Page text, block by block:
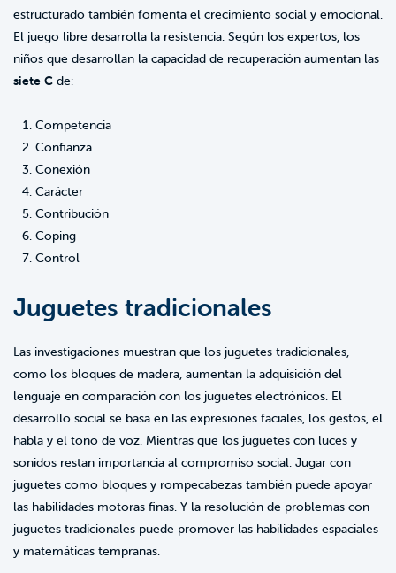
estructurado también fomenta el crecimiento social y emocional.
El juego libre desarrolla la resistencia. Según los expertos, los
niños que desarrollan la capacidad de recuperación aumentan las
siete C de:
Competencia
Confianza
Conexión
Carácter
Contribución
Coping
Control
Juguetes tradicionales
Las investigaciones muestran que los juguetes tradicionales,
como los bloques de madera, aumentan la adquisición del
lenguaje en comparación con los juguetes electrónicos. El
desarrollo social se basa en las expresiones faciales, los gestos, el
habla y el tono de voz. Mientras que los juguetes con luces y
sonidos restan importancia al compromiso social. Jugar con
juguetes como bloques y rompecabezas también puede apoyar
las habilidades motoras finas. Y la resolución de problemas con
juguetes tradicionales puede promover las habilidades espaciales
y matemáticas tempranas.